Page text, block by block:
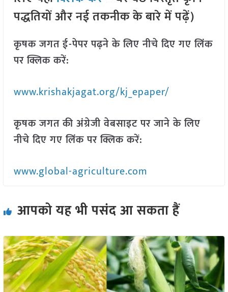
पद्धतियों और नई तकनीक के बारे में पढ़ें)
कृषक जगत ई-पेपर पढ़ने के लिए नीचे दिए गए लिंक
पर क्लिक करें:
www.krishakjagat.org/kj_epaper/
कृषक जगत की अंग्रेजी वेबसाइट पर जाने के लिए
नीचे दिए गए लिंक पर क्लिक करें:
www.global-agriculture.com
आपको यह भी पसंद आ सकता हैं